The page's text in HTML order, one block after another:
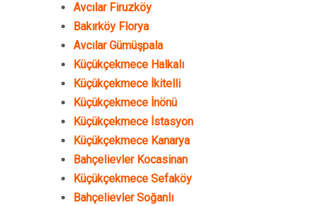
Avcılar Firuzköy
Bakırköy Florya
Avcılar Gümüşpala
Küçükçekmece Halkalı
Küçükçekmece İkitelli
Küçükçekmece İnönü
Küçükçekmece İstasyon
Küçükçekmece Kanarya
Bahçelievler Kocasinan
Küçükçekmece Sefaköy
Bahçelievler Soğanlı